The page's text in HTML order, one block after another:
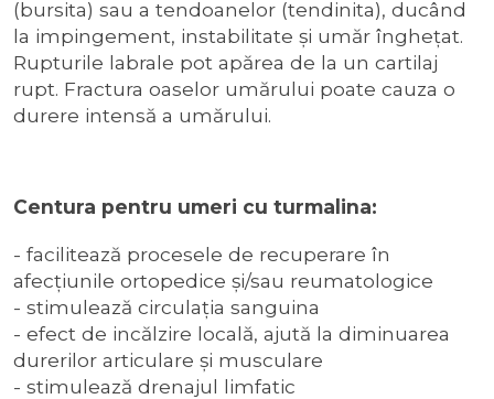
(bursita) sau a tendoanelor (tendinita), ducând
la impingement, instabilitate și umăr înghețat.
Rupturile labrale pot apărea de la un cartilaj
rupt. Fractura oaselor umărului poate cauza o
durere intensă a umărului.
Centura pentru umeri cu turmalina:
- facilitează procesele de recuperare în
afecțiunile ortopedice și/sau reumatologice
- stimulează circulația sanguina
- efect de incălzire locală, ajută la diminuarea
durerilor articulare și musculare
- stimulează drenajul limfatic